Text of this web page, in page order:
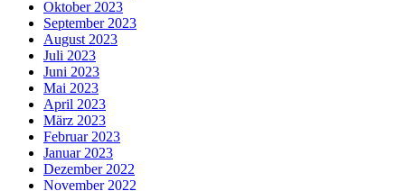
Oktober 2023
September 2023
August 2023
Juli 2023
Juni 2023
Mai 2023
April 2023
März 2023
Februar 2023
Januar 2023
Dezember 2022
November 2022